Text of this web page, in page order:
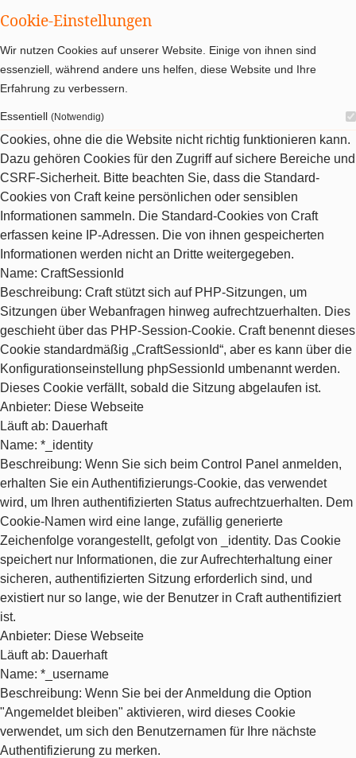
Cookie-Einstellungen
Wir nutzen Cookies auf unserer Website. Einige von ihnen sind
essenziell, während andere uns helfen, diese Website und Ihre
Erfahrung zu verbessern.
Essentiell (Notwendig)
Cookies, ohne die die Website nicht richtig funktionieren kann.
Dazu gehören Cookies für den Zugriff auf sichere Bereiche und
CSRF-Sicherheit. Bitte beachten Sie, dass die Standard-
Cookies von Craft keine persönlichen oder sensiblen
Informationen sammeln. Die Standard-Cookies von Craft
erfassen keine IP-Adressen. Die von ihnen gespeicherten
Informationen werden nicht an Dritte weitergegeben.
Name: CraftSessionId
Beschreibung: Craft stützt sich auf PHP-Sitzungen, um
Sitzungen über Webanfragen hinweg aufrechtzuerhalten. Dies
geschieht über das PHP-Session-Cookie. Craft benennt dieses
Cookie standardmäßig „CraftSessionId“, aber es kann über die
Konfigurationseinstellung phpSessionId umbenannt werden.
Dieses Cookie verfällt, sobald die Sitzung abgelaufen ist.
Anbieter: Diese Webseite
Läuft ab: Dauerhaft
Name: *_identity
Beschreibung: Wenn Sie sich beim Control Panel anmelden,
erhalten Sie ein Authentifizierungs-Cookie, das verwendet
wird, um Ihren authentifizierten Status aufrechtzuerhalten. Dem
Cookie-Namen wird eine lange, zufällig generierte
Zeichenfolge vorangestellt, gefolgt von _identity. Das Cookie
speichert nur Informationen, die zur Aufrechterhaltung einer
sicheren, authentifizierten Sitzung erforderlich sind, und
existiert nur so lange, wie der Benutzer in Craft authentifiziert
ist.
Anbieter: Diese Webseite
Läuft ab: Dauerhaft
Name: *_username
Beschreibung: Wenn Sie bei der Anmeldung die Option
"Angemeldet bleiben" aktivieren, wird dieses Cookie
verwendet, um sich den Benutzernamen für Ihre nächste
Authentifizierung zu merken.